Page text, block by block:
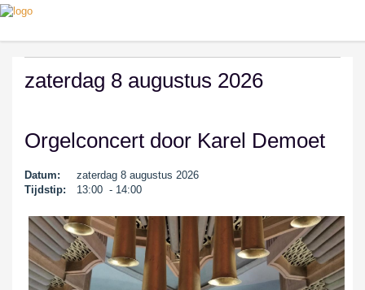
zaterdag 8 augustus 2026
Orgelconcert door Karel Demoet
Datum:
zaterdag 8 augustus 2026
Tijdstip:
13:00 - 14:00